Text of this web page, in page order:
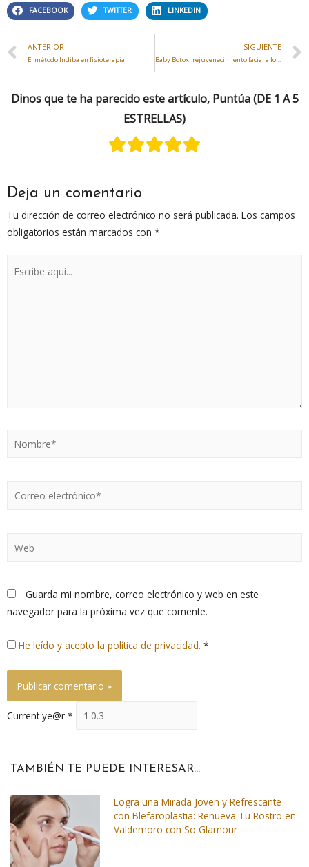
FACEBOOK TWITTER LINKEDIN
ANTERIOR
El método Indiba en fisioterapia
SIGUIENTE
Baby Botox: rejuvenecimiento facial a los 30
Dinos que te ha parecido este artículo, Puntúa (DE 1 A 5
ESTRELLAS)
Deja un comentario
Tu dirección de correo electrónico no será publicada. Los campos
obligatorios están marcados con *
Guarda mi nombre, correo electrónico y web en este
navegador para la próxima vez que comente.
He leído y acepto la política de privacidad. *
Current ye@r *
TAMBIÉN TE PUEDE INTERESAR...
Logra una Mirada Joven y Refrescante
con Blefaroplastia: Renueva Tu Rostro en
Valdemoro con So Glamour